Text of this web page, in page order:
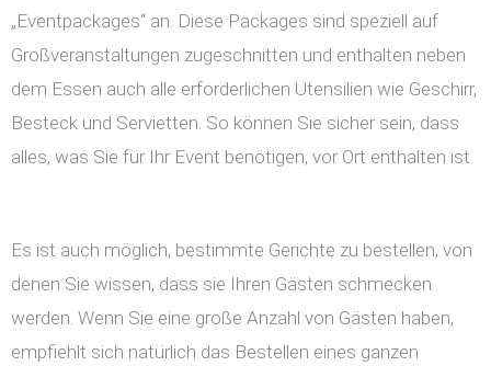
„Eventpackages“ an. Diese Packages sind speziell auf
Großveranstaltungen zugeschnitten und enthalten neben
dem Essen auch alle erforderlichen Utensilien wie Geschirr,
Besteck und Servietten. So können Sie sicher sein, dass
alles, was Sie für Ihr Event benötigen, vor Ort enthalten ist.
Es ist auch möglich, bestimmte Gerichte zu bestellen, von
denen Sie wissen, dass sie Ihren Gästen schmecken
werden. Wenn Sie eine große Anzahl von Gästen haben,
empfiehlt sich natürlich das Bestellen eines ganzen